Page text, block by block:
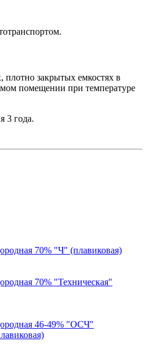
закрытых емкостях в
помещении при температуре
3 года.
70% "Ч" (плавиковая)
70% "Техническая"
46-49% "ОСЧ"